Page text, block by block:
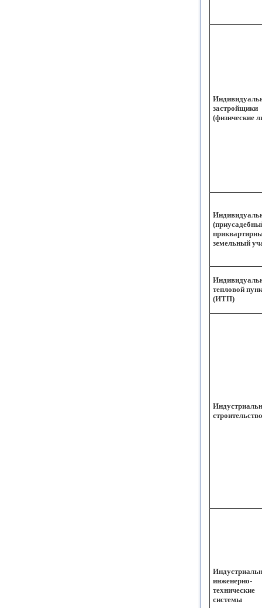
застройщики
(физические
земельный
тепловой
(ИТП)
строительство
инженерно-
технические
системы